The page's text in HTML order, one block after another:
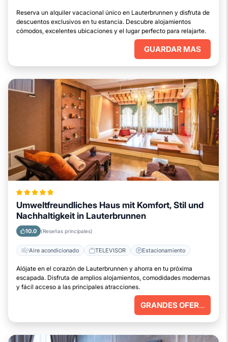
Reserva un alquiler vacacional único en Lauterbrunnen y disfruta de
descuentos exclusivos en tu estancia. Descubre alojamientos
cómodos, excelentes ubicaciones y el lugar perfecto para relajarte.
GUARDAR MAS
Umweltfreundliches Haus mit Komfort, Stil und
Nachhaltigkeit in Lauterbrunnen
10.0 (Reseñas principales)
Aire acondicionado TELEVISOR Estacionamiento
Alójate en el corazón de Lauterbrunnen y ahorra en tu próxima
escapada. Disfruta de amplios alojamientos, comodidades modernas
y fácil acceso a las principales atracciones.
GRANDES OFERTAS